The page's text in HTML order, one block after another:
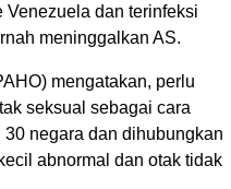
Venezuela dan terinfeksi
meninggalkan AS.
mengatakan, perlu
seksual sebagai cara
negara dan dihubungkan
abnormal dan otak tidak